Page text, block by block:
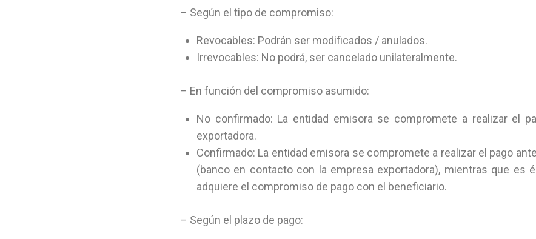
– Según el tipo de compromiso:
Revocables: Podrán ser modificados / anulados.
Irrevocables: No podrá, ser cancelado unilateralmente.
– En función del compromiso asumido:
No confirmado: La entidad emisora se compromete a realizar el
exportadora.
Confirmado: La entidad emisora se compromete a realizar el pago
(banco en contacto con la empresa exportadora), mientras que es
adquiere el compromiso de pago con el beneficiario.
– Según el plazo de pago: